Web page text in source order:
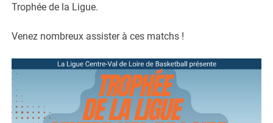
Trophée de la Ligue.
Venez nombreux assister à ces matchs !